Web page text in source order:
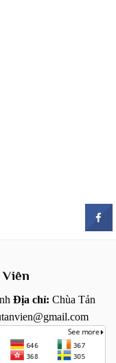
Viên
Địa chỉ: Chùa Tản